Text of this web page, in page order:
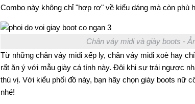
Combo này không chỉ "hợp rơ" về kiểu dáng mà còn phù
Chân váy midi và giày boots -
Từ những chân váy midi xếp ly, chân váy midi xoè hay
rất ăn ý với mẫu giày cá tính này. Đôi khi sự trái ngược
thú vị. Với kiểu phối đồ này, bạn hãy chọn giày boots nữ
nhé!